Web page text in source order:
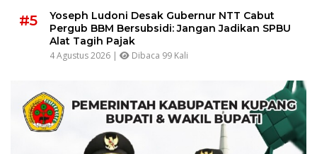
#5
Yoseph Ludoni Desak Gubernur NTT Cabut
Pergub BBM Bersubsidi: Jangan Jadikan SPBU
Alat Tagih Pajak
4 Agustus 2026 | Dibaca 99 Kali